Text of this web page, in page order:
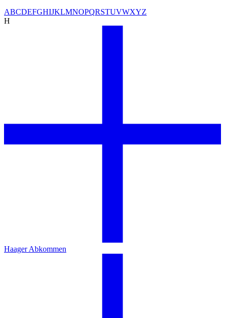
ABCDEFGHIJKLMNOPQRSTUVWXYZ
H
Haager Abkommen